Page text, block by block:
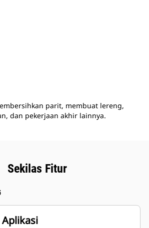
parit, membuat lereng,
dan pekerjaan akhir lainnya.
Sekilas Fitur
Aplikasi